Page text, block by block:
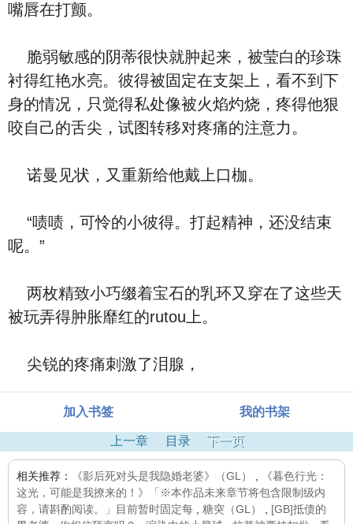
嘴唇在打颤。
脆弱敏感的阴蒂很快就肿起来，被莹白的珍珠
衬得红艳水亮。彼得被固定在支架上，看不到下
身的情况，只觉得私处像被火焰灼烧，疼得他狠
咬自己的舌尖，试图转移对疼痛的注意力。
诺曼见状，又重新给他戴上口枷。
“啧啧，可怜的小彼得。打起精神，还没结束
呢。”
两枚精致小巧缀着宝石的乳环又穿在了这些天
被玩弄得肿胀靡红的rutou上。
尖锐的疼痛刺激了泪腺，
加入书签 我的书架
上一章 目录 下一页
相关推荐： 《影后死对头是我隐婚老婆》（GL）
《暮色行光：
这光，可能是我撩来的！》「※本作品未来章节将包含限制级内
容，请斟酌阅读。」目前暂时固定每
糖突（GL）
[GB]抵债的